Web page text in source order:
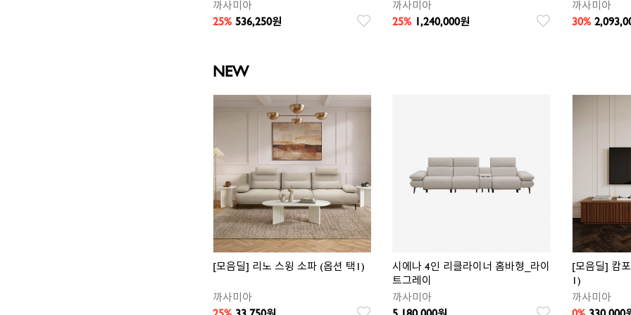
까사미아
25% 536,250원
찜
까사미아
25% 1,240,000원
찜
까사미아
30%
NEW
[모음딜] 리노 스윙 소파 (옵션 택1)
까사미아
시에나 4인 리클라이너 홈바형_라이
트그레이
까사미아
[모음딜] 캄
1)
까사미아